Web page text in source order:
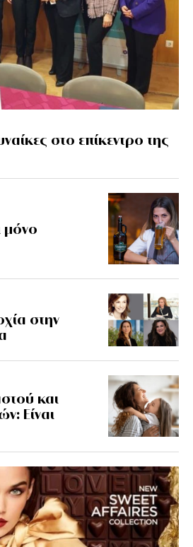
στο επίκεντρο της
μόνο
στην
και
Είναι